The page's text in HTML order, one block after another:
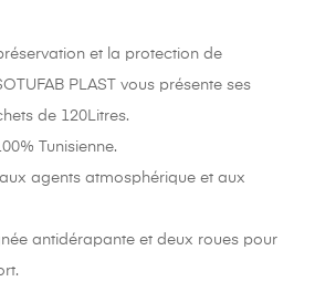
et la protection de
PLAST vous présente ses
de 120Litres.
Tunisienne.
agents atmosphérique et aux
antidérapante et deux roues pour